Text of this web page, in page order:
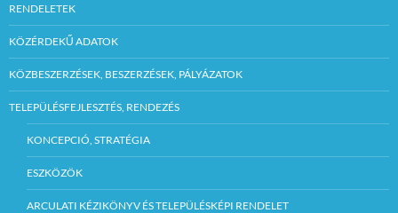
RENDELETEK
KÖZÉRDEKŰ ADATOK
KÖZBESZERZÉSEK, BESZERZÉSEK, PÁLYÁZATOK
TELEPÜLÉSFEJLESZTÉS, RENDEZÉS
KONCEPCIÓ, STRATÉGIA
ESZKÖZÖK
ARCULATI KÉZIKÖNYV ÉS TELEPÜLÉSKÉPI RENDELET